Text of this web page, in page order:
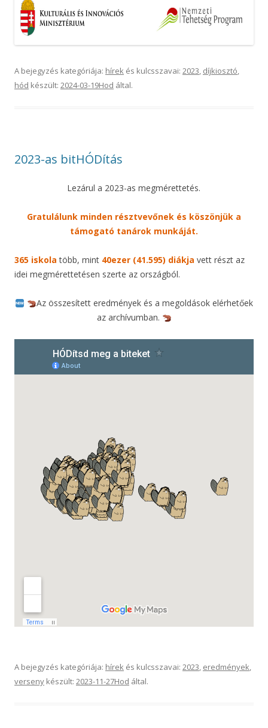
A bejegyzés kategóriája: hírek és kulcsszavai: 2023, díjkiosztó,
hód készült: 2024-03-19Hod által.
2023-as bitHÓDítás
Lezárul a 2023-as megmérettetés.
Gratulálunk minden résztvevőnek és köszönjük a
támogató tanárok munkáját.
365 iskola több, mint 40ezer (41.595) diákja vett részt az
idei megmérettetésen szerte az országból.
Az összesített eredmények és a megoldások elérhetőek
az archívumban.
A bejegyzés kategóriája: hírek és kulcsszavai: 2023, eredmények,
verseny készült: 2023-11-27Hod által.